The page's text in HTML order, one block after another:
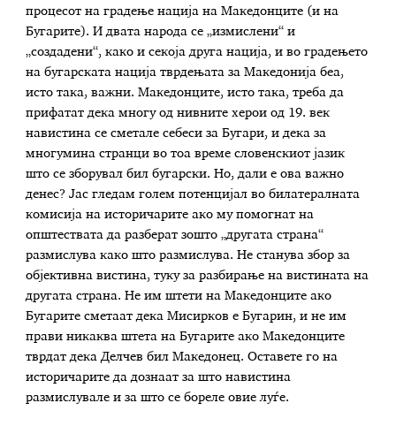
процесот на градење нација на Македонците (и на
Бугарите). И двата народа се „измислени“ и
„создадени“, како и секоја друга нација, и во градењето
на бугарската нација тврдењата за Македонија беа,
исто така, важни. Македонците, исто така, треба да
прифатат дека многу од нивните херои од 19. век
навистина се сметале себеси за Бугари, и дека за
многумина странци во тоа време словенскиот јазик
што се зборувал бил бугарски. Но, дали е ова важно
денес? Јас гледам голем потенцијал во билатералната
комисија на историчарите ако му помогнат на
општествата да разберат зошто „другата страна“
размислува како што размислува. Не станува збор за
објективна вистина, туку за разбирање на вистината на
другата страна. Не им штети на Македонците ако
Бугарите сметаат дека Мисирков е Бугарин, и не им
прави никаква штета на Бугарите ако Македонците
тврдат дека Делчев бил Македонец. Оставете го на
историчарите да дознаат за што навистина
размислувале и за што се бореле овие луѓе.